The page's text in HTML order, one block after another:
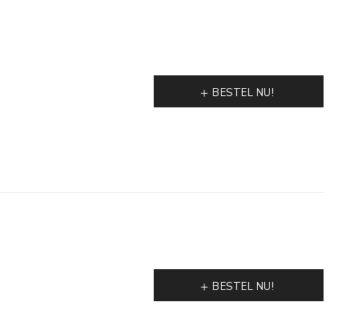
BESTEL NU!
BESTEL NU!